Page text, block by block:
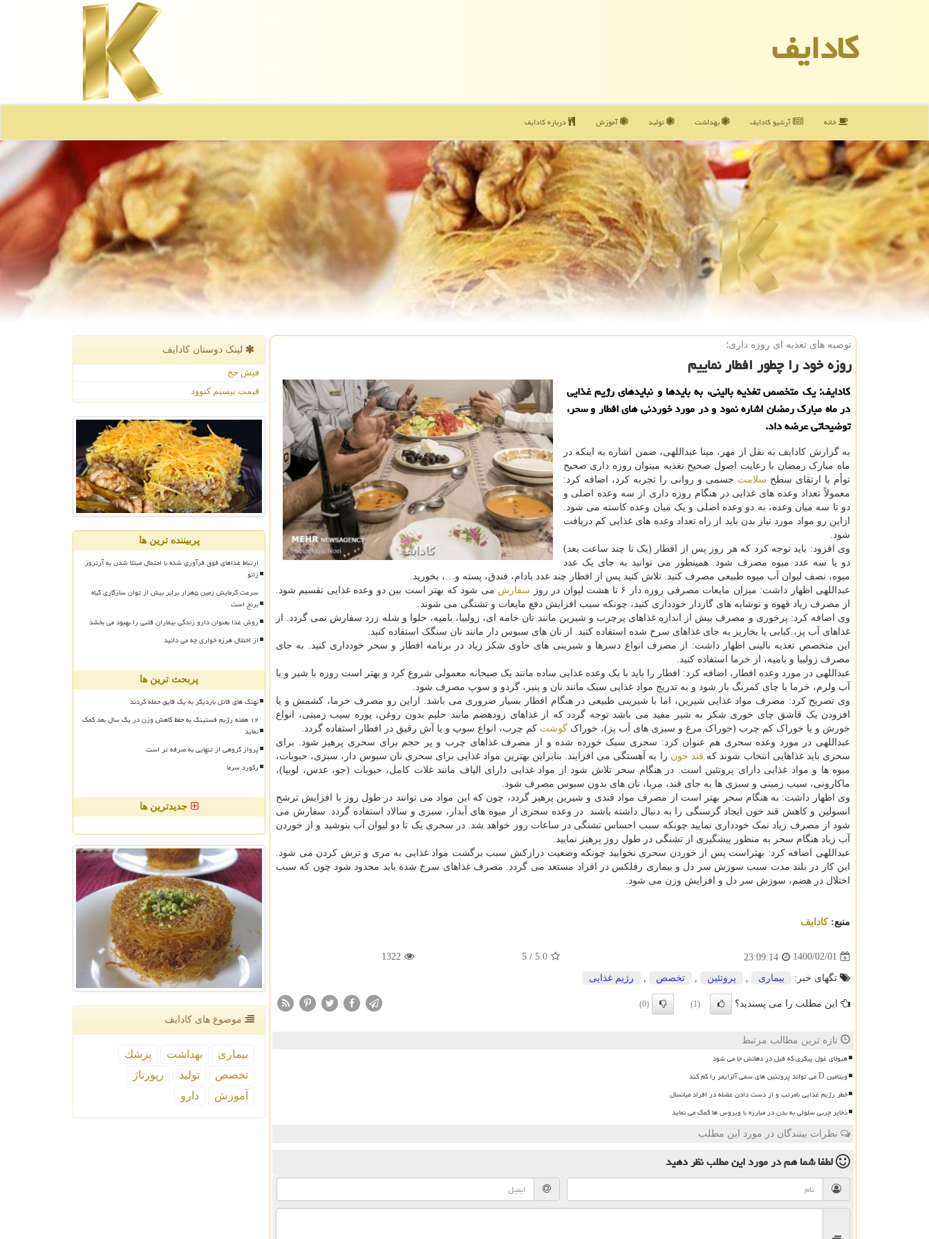
كادایف
خانه آرشیو كادایف بهداشت تولید آموزش درباره كادایف
توصیه های تغذیه ای روزه داری؛
روزه خود را چطور افطار نماییم
کادایف: یک متخصص تغذیه بالینی، به بایدها و نبایدهای رژیم غذایی
در ماه مبارک رمضان اشاره نمود و در مورد خوردنی های افطار و سحر،
توضیحاتی عرضه داد.
به گزارش کادایف به نقل از مهر، مینا عبداللهی، ضمن اشاره به اینکه در
ماه مبارک رمضان با رعایت اصول صحیح تغذیه میتوان روزه داری صحیح
توأم با ارتقای سطح سلامت جسمی و روانی را تجربه کرد، اضافه کرد:
معمولاً تعداد وعده های غذایی در هنگام روزه داری از سه وعده اصلی و
دو تا سه میان وعده، به دو وعده اصلی و یک میان وعده کاسته می شود.
ازاین رو مواد مورد نیاز بدن باید از راه تعداد وعده های غذایی کم دریافت
شود.
وی افزود: باید توجه کرد که هر روز پس از افطار (یک تا چند ساعت بعد)
دو یا سه عدد میوه مصرف شود. همینطور می توانید به جای یک عدد
میوه، نصف لیوان آب میوه طبیعی مصرف کنید. تلاش کنید پس از افطار چند عدد بادام، فندق، پسته و…، بخورید.
عبداللهی اظهار داشت: میزان مایعات مصرفی روزه دار ۶ تا هشت لیوان در روز
سفارش می شود که بهتر است بین دو وعده غذایی تقسیم شود.
از مصرف زیاد قهوه و نوشابه های گازدار خودداری کنید، چونکه سبب افزایش دفع مایعات و تشنگی می شوند.
وی اضافه کرد: پرخوری و مصرف بیش از اندازه غذاهای پرچرب و شیرین مانند نان خامه ای، زولبیا، بامیه، حلوا و شله زرد سفارش نمی گردد. از
غذاهای آب پز، کبابی یا بخارپز به جای غذاهای سرخ شده استفاده کنید. از نان های سبوس دار مانند نان سنگک استفاده کنید.
این متخصص تغذیه بالینی اظهار داشت: از مصرف انواع دسرها و شیرینی های حاوی شکر زیاد در برنامه افطار و سحر خودداری کنید. به جای
مصرف زولبیا و بامیه، از خرما استفاده کنید.
عبداللهی در مورد وعده افطار، اضافه کرد: افطار را باید با یک وعده غذایی ساده مانند یک صبحانه معمولی شروع کرد و بهتر است روزه با شیر و یا
آب ولرم، خرما یا چای کمرنگ باز شود و به تدریج مواد غذایی سبک مانند نان و پنیر، گردو و سوپ مصرف شود.
وی تصریح کرد: مصرف مواد غذایی شیرین، اما با شیرینی طبیعی در هنگام افطار بسیار ضروری می باشد. ازاین رو مصرف خرما، کشمش و یا
افزودن یک قاشق چای خوری شکر به شیر مفید می باشد توجه گردد که از غذاهای زودهضم مانند حلیم بدون روغن، پوره سیب زمینی، انواع
خورش و یا خوراک کم چرب (خوراک مرغ و سبزی های آب پز)، خوراک گوشت کم چرب، انواع سوپ و یا آش رقیق در افطار استفاده گردد.
عبداللهی در مورد وعده سحری هم عنوان کرد: سحری سبک خورده شده و از مصرف غذاهای چرب و پر حجم برای سحری پرهیز شود. برای
سحری باید غذاهایی انتخاب شوند که قند خون را به آهستگی می افزایند. بنابراین بهترین مواد غذایی برای سحری نان سبوس دار، سبزی، حبوبات،
میوه ها و مواد غذایی دارای پروتئین است. در هنگام سحر تلاش شود از مواد غذایی دارای الیاف مانند غلات کامل، حبوبات (جو، عدس، لوبیا)،
ماکارونی، سیب زمینی و سبزی ها به جای قند، مربا، نان های بدون سبوس مصرف شود.
وی اظهار داشت: به هنگام سحر بهتر است از مصرف مواد قندی و شیرین پرهیز گردد، چون که این مواد می توانند در طول روز با افزایش ترشح
انسولین و کاهش قند خون ایجاد گرسنگی را به دنبال داشته باشند. در وعده سحری از میوه های آبدار، سبزی و سالاد استفاده گردد. سفارش می
شود از مصرف زیاد نمک خودداری نمایید چونکه سبب احساس تشنگی در ساعات روز خواهد شد. در سحری یک تا دو لیوان آب بنوشید و از خوردن
آب زیاد هنگام سحر به منظور پیشگیری از تشنگی در طول روز پرهیز نمایید.
عبداللهی اضافه کرد: بهتراست پس از خوردن سحری نخوابید چونکه وضعیت درازکش سبب برگشت مواد غذایی به مری و ترش کردن می شود.
این کار در بلند مدت سبب سوزش سر دل و بیماری رفلکس در افراد مستعد می گردد. مصرف غذاهای سرخ شده باید محدود شود چون که سبب
اختلال در هضم، سوزش سر دل و افزایش وزن می شود.
منبع:كادایف
1400/02/01
23:09:14
5.0
/
5
1322
تگهای خبر: بیماری , پروتئین , تخصص , رژیم غذایی
این مطلب را می پسندید؟ (1)
(0)
تازه ترین مطالب مرتبط
هیولای غول پیکری که فیل در دهانش جا می شود
ویتامین D می تواند پروتئین های سمی آلزایمر را کم کند
خطر رژیم غذایی نامرتب و از دست دادن عضله در افراد میانسال
ذخایر چربی سلولی به بدن در مبارزه با ویروس ها کمک می نماید
نظرات بینندگان در مورد این مطلب
لطفا شما همدر مورد این مطلبنظر دهید
لینک دوستان كادایف
فیش حج
قیمت بیسیم کنوود
پربیننده ترین ها
ارتباط غذاهای فوق فرآوری شده با احتمال مبتلا شدن به آرتروز
زانو
سرعت گرمایش زمین ۵هزار برابر بیش از توان سازگاری گیاه
برنج است
روش غذا بعنوان دارو زندگی بیماران قلبی را بهبود می بخشد
از اختلال هرزه خواری چه می دانید
پربحث ترین ها
نهنگ های قاتل باردیگر به یک قایق حمله کردند
۱۲ هفته رژیم فستینگ به حفظ کاهش وزن در یک سال بعد کمک
نماید
پرواز گروهی از تنهایی به صرفه تر است
رکورد سرما
جدیدترین ها
موضوع های كادایف
بیماری بهداشت
پزشك
تخصص
تولید
رپورتاژ
آموزش
دارو